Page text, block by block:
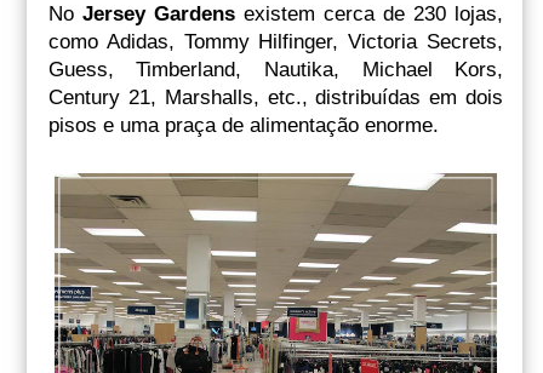
No Jersey Gardensexistem cerca de 230 lojas,
como Adidas, Tommy Hilfinger, Victoria Secrets,
Guess, Timberland, Nautika, Michael Kors,
Century 21, Marshalls, etc., distribuídas em dois
pisos e uma praça de alimentação enorme.